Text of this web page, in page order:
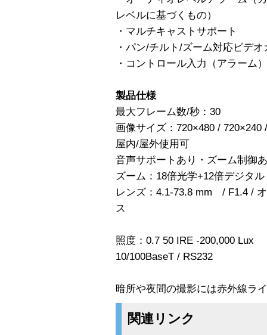
レベルに基づくもの）
・マルチキャストサポート
・パン/チルト/ズーム対応ビデ
・コントロール入力（アラーム
製品仕様
最大フレーム数/秒：30
画像サイズ：720×480 / 720×240
屋内/屋外使用可
音声サポートあり・ズーム制御
ズーム：18倍光学+12倍デジタル
レンズ：4.1-73.8 mm / F1.4 /
ス
照度：0.7 50 IRE -200,000 Lux
10/100BaseT / RS232
暗所や夜間の撮影には赤外線ラ
関連リンク